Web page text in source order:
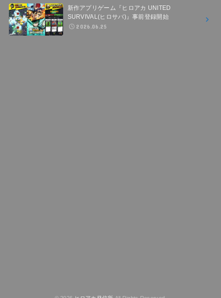
新作アプリゲーム『ヒロアカ UNITED
SURVIVAL(ヒロサバ)』事前登録開始
2026.06.25